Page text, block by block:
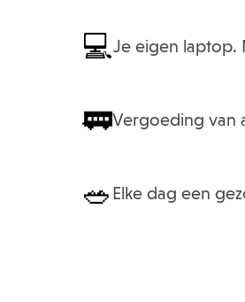
💻Je eigen laptop.
🚃Vergoeding van
🥗 Elke dag een